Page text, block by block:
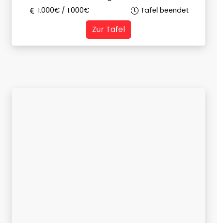
1.000€ / 1.000€ Tafel beendet
Zur Tafel